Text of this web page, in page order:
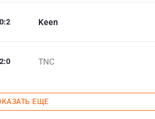
Keen
0:2
TNC
2:0
ЕЩЕ